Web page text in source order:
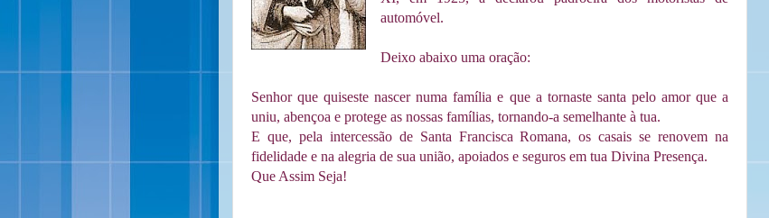
automóvel.
Deixo abaixo uma oração:
Senhor que quiseste nascer numa família e que a tornaste santa pelo amor que a
uniu, abençoa e protege as nossas famílias, tornando-a semelhante à tua.
E que, pela intercessão de Santa Francisca Romana, os casais se renovem na
fidelidade e na alegria de sua união, apoiados e seguros em tua Divina Presença.
Que Assim Seja!